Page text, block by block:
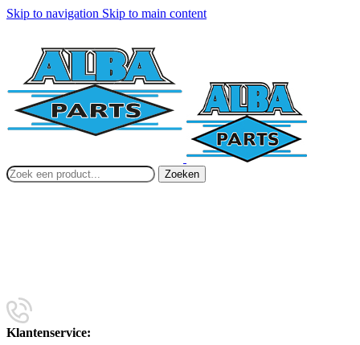
Skip to navigation Skip to main content
Zoeken
Klantenservice: